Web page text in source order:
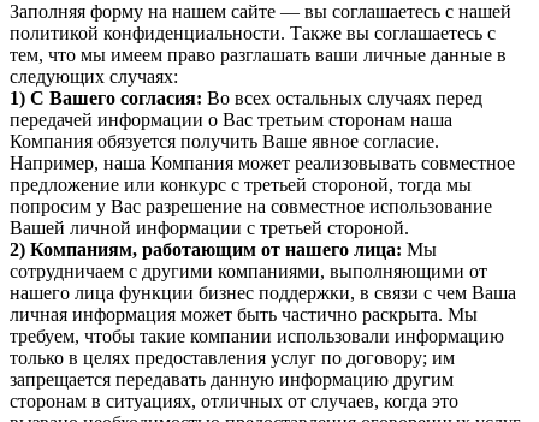
Заполняя форму на нашем сайте — вы соглашаетесь с нашей
политикой конфиденциальности. Также вы соглашаетесь с
тем, что мы имеем право разглашать ваши личные данные в
следующих случаях:
1) С Вашего согласия: Во всех остальных случаях перед
передачей информации о Вас третьим сторонам наша
Компания обязуется получить Ваше явное согласие.
Например, наша Компания может реализовывать совместное
предложение или конкурс с третьей стороной, тогда мы
попросим у Вас разрешение на совместное использование
Вашей личной информации с третьей стороной.
2) Компаниям, работающим от нашего лица: Мы
сотрудничаем с другими компаниями, выполняющими от
нашего лица функции бизнес поддержки, в связи с чем Ваша
личная информация может быть частично раскрыта. Мы
требуем, чтобы такие компании использовали информацию
только в целях предоставления услуг по договору; им
запрещается передавать данную информацию другим
сторонам в ситуациях, отличных от случаев, когда это